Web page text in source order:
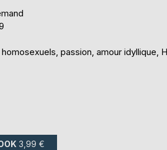
passion, amour idyllique,
3,99 €